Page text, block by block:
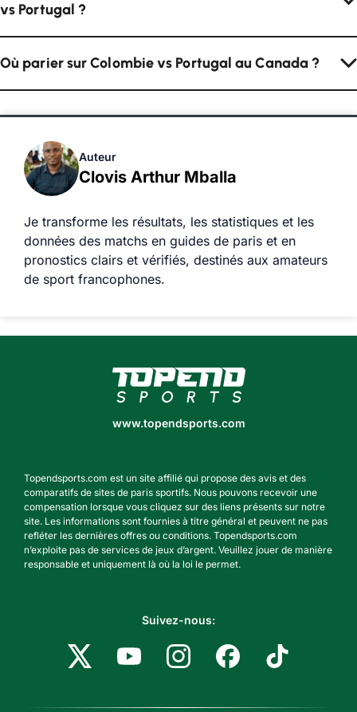
vs Portugal ?
Où parier sur Colombie vs Portugal au Canada ?
Auteur
Clovis Arthur Mballa
Je transforme les résultats, les statistiques et les
données des matchs en guides de paris et en
pronostics clairs et vérifiés, destinés aux amateurs
de sport francophones.
www.topendsports.com
www.topendsports.com
Topendsports.com est un site affilié qui propose des avis et des
comparatifs de sites de paris sportifs. Nous pouvons recevoir une
compensation lorsque vous cliquez sur des liens présents sur notre
site. Les informations sont fournies à titre général et peuvent ne pas
refléter les dernières offres ou conditions. Topendsports.com
n’exploite pas de services de jeux d’argent. Veuillez jouer de manière
responsable et uniquement là où la loi le permet.
Suivez-nous: